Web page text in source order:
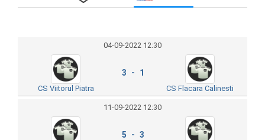
04-09-2022 12:30
CS Viitorul Piatra
3 - 1
CS Flacara Calinesti
11-09-2022 12:30
5 - 3